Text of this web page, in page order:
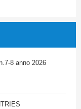
8 anno 2026